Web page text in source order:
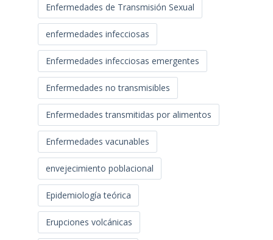
Enfermedades de Transmisión Sexual
enfermedades infecciosas
Enfermedades infecciosas emergentes
Enfermedades no transmisibles
Enfermedades transmitidas por alimentos
Enfermedades vacunables
envejecimiento poblacional
Epidemiología teórica
Erupciones volcánicas